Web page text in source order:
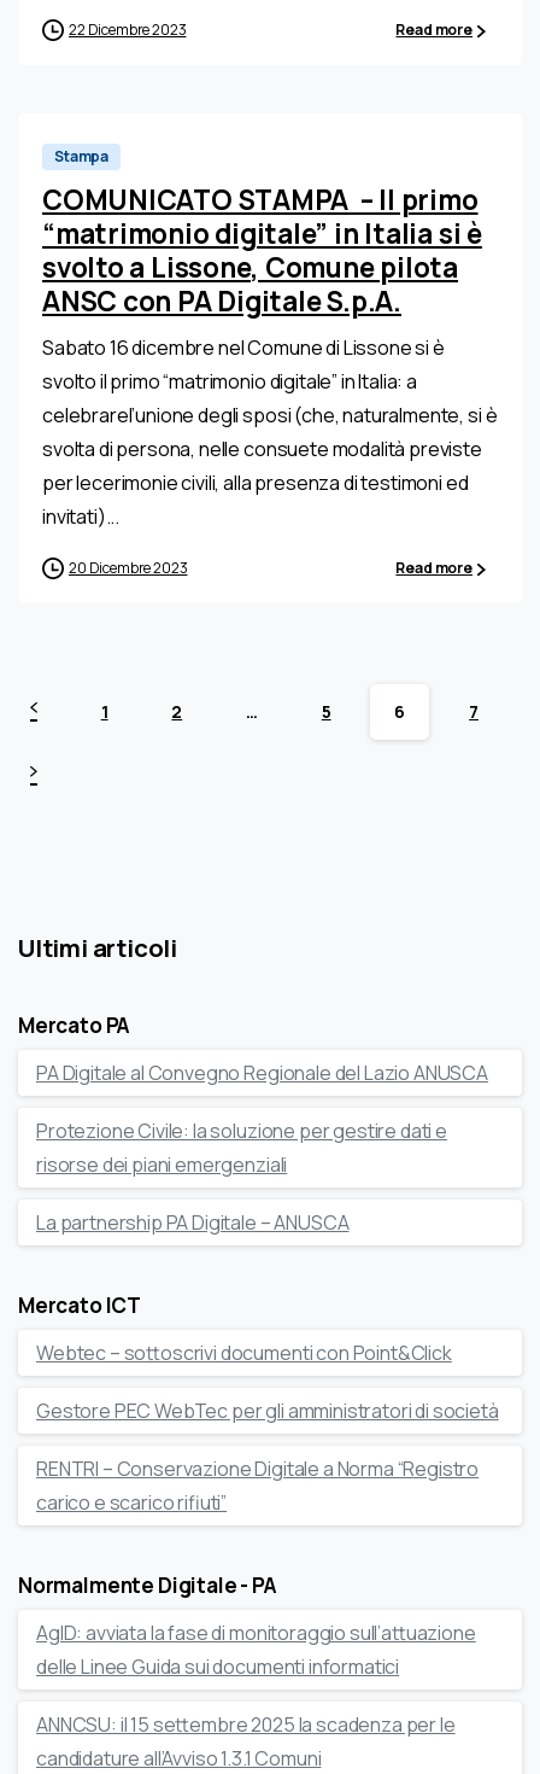
22 Dicembre 2023 Read more
Stampa
COMUNICATO STAMPA – Il primo
“matrimonio digitale” in Italia si è
svolto a Lissone, Comune pilota
ANSC con PA Digitale S.p.A.
Sabato 16 dicembre nel Comune di Lissone si è
svolto il primo “matrimonio digitale” in Italia: a
celebrarel’unione degli sposi (che, naturalmente, si è
svolta di persona, nelle consuete modalità previste
per lecerimonie civili, alla presenza di testimoni ed
invitati)...
20 Dicembre 2023 Read more
1 2 … 5 6 7
Ultimi articoli
Mercato PA
PA Digitale al Convegno Regionale del Lazio ANUSCA
Protezione Civile: la soluzione per gestire dati e
risorse dei piani emergenziali
La partnership PA Digitale – ANUSCA
Mercato ICT
Webtec – sottoscrivi documenti con Point&Click
Gestore PEC WebTec per gli amministratori di società
RENTRI – Conservazione Digitale a Norma “Registro
carico e scarico rifiuti”
Normalmente Digitale - PA
AgID: avviata la fase di monitoraggio sull’attuazione
delle Linee Guida sui documenti informatici
ANNCSU: il 15 settembre 2025 la scadenza per le
candidature all’Avviso 1.3.1 Comuni